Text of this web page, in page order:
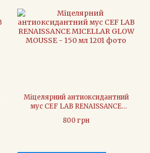
Міцелярний антиоксидантний
мус CEF LAB RENAISSANCE
мл
800 грн